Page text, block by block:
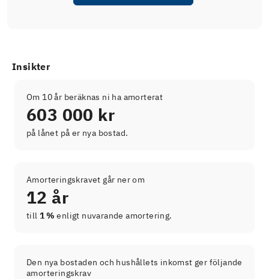
Insikter
Om 10 år beräknas ni ha amorterat
603 000 kr
på lånet på er nya bostad.
Amorteringskravet går ner om
12 år
till 1 % enligt nuvarande amortering.
Den nya bostaden och hushållets inkomst ger följande
amorteringskrav